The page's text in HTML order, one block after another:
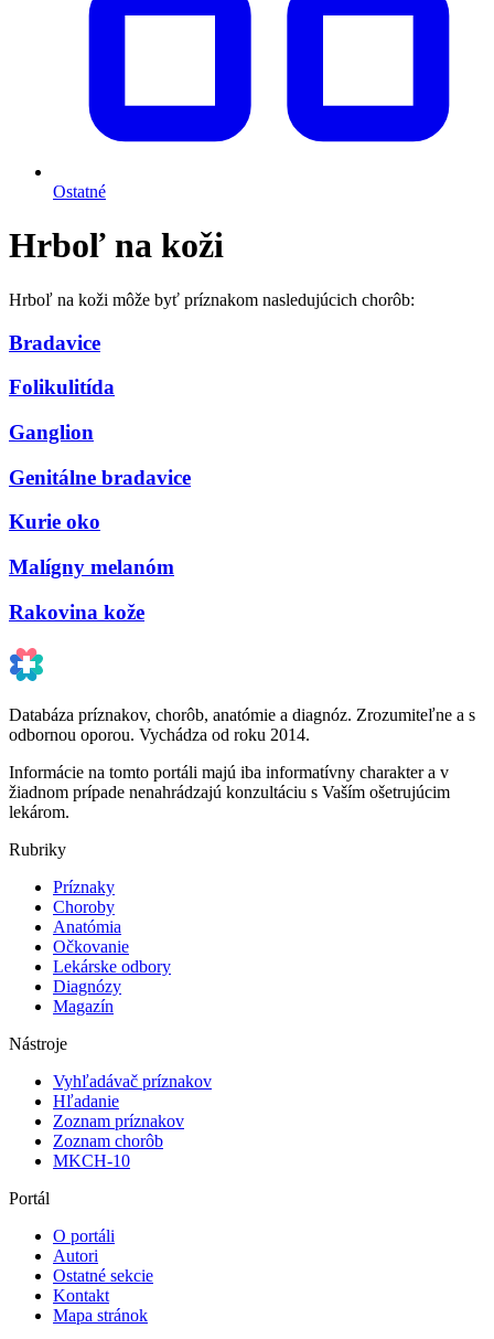
Ostatné
Hrboľ na koži
Hrboľ na koži môže byť príznakom nasledujúcich chorôb:
Bradavice
Folikulitída
Ganglion
Genitálne bradavice
Kurie oko
Malígny melanóm
Rakovina kože
Databáza príznakov, chorôb, anatómie a diagnóz. Zrozumiteľne a s
odbornou oporou. Vychádza od roku 2014.
Informácie na tomto portáli majú iba informatívny charakter a v
žiadnom prípade nenahrádzajú konzultáciu s Vaším ošetrujúcim
lekárom.
Rubriky
Príznaky
Choroby
Anatómia
Očkovanie
Lekárske odbory
Diagnózy
Magazín
Nástroje
Vyhľadávač príznakov
Hľadanie
Zoznam príznakov
Zoznam chorôb
MKCH-10
Portál
O portáli
Autori
Ostatné sekcie
Kontakt
Mapa stránok